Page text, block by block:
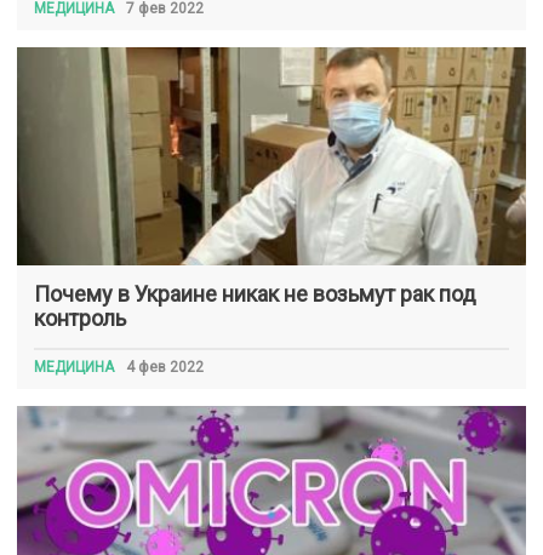
МЕДИЦИНА 7 фев 2022
Почему в Украине никак не возьмут рак под
контроль
МЕДИЦИНА 4 фев 2022